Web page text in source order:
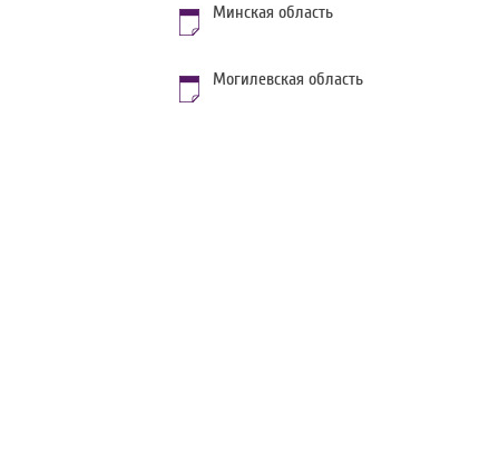
Минская область
Могилевская область